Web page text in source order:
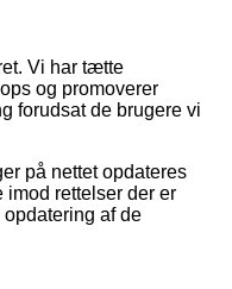
Vi har tætte
og promoverer
forudsat de brugere vi
på nettet opdateres
rettelser der er
af de